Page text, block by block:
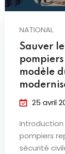
NATIONAL
Sauver
modèle
25 avril
pompiers
sécurité